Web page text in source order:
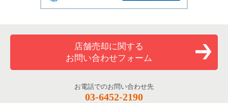
店舗売却に関する
お問い合わせフォーム
お電話でのお問い合わせ先
03-6452-2190